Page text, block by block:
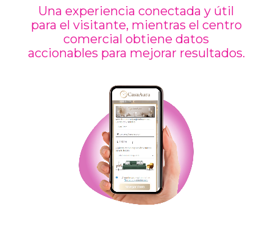
Una experiencia conectada y útil
para el visitante, mientras el centro
comercial obtiene datos
accionables para mejorar resultados.